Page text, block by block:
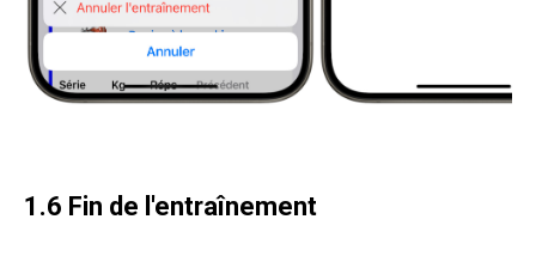
1.6 Fin de l'entraînement